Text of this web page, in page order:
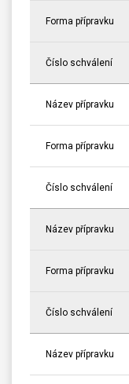
Forma přípravku
Číslo schválení
Název přípravku
Forma přípravku
Číslo schválení
Název přípravku
Forma přípravku
Číslo schválení
Název přípravku